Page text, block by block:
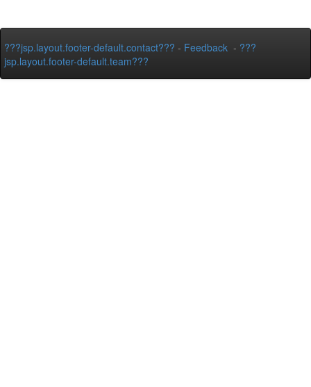
???jsp.layout.footer-default.contact??? - Feedback - ???
jsp.layout.footer-default.team???